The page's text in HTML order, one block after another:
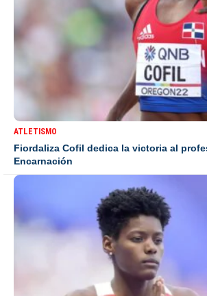
ATLETISMO
Fiordaliza Cofil dedica la victoria al
Encarnación